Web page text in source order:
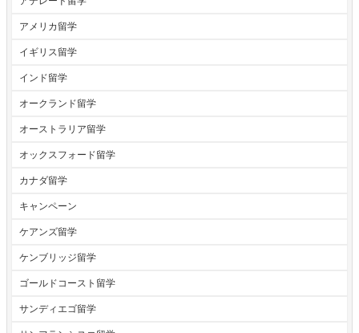
アメリカ留学
イギリス留学
インド留学
オークランド留学
オーストラリア留学
オックスフォード留学
カナダ留学
キャンペーン
ケアンズ留学
ケンブリッジ留学
ゴールドコースト留学
サンディエゴ留学